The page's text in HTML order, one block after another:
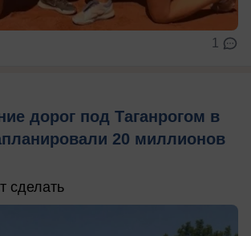
1
дорог под Таганрогом в
20 миллионов
сделать